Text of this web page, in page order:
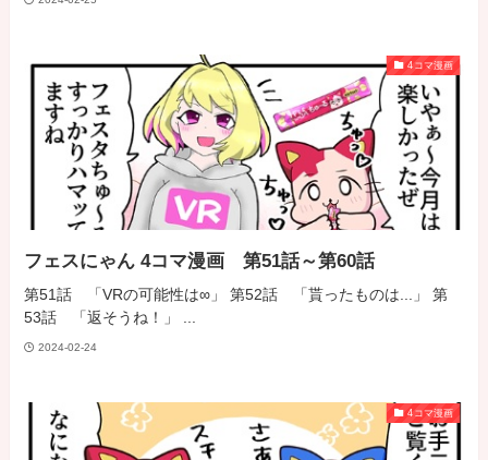
4コマ漫画
フェスにゃん 4コマ漫画 第51話～第60話
第51話 「VRの可能性は∞」 第52話 「貰ったものは...」 第
53話 「返そうね！」 ...
2024-02-24
4コマ漫画